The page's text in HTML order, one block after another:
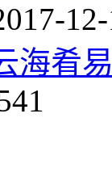
海肴